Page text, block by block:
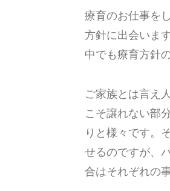
療育のお仕事を
方針に出会いま
中でも療育方針
ご家族とは言え
こそ譲れない部
りと様々です。
せるのですが、
合はそれぞれの